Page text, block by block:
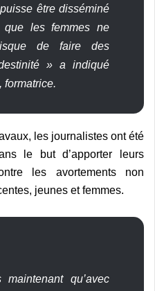
être disséminé
les femmes ne
de faire des
» a indiqué
formatrice.
les journalistes ont été
le but d’apporter leurs
les avortements non
jeunes et femmes.
qu’avec